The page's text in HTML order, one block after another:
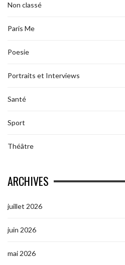
Non classé
Paris Me
Poesie
Portraits et Interviews
Santé
Sport
Théâtre
ARCHIVES
juillet 2026
juin 2026
mai 2026